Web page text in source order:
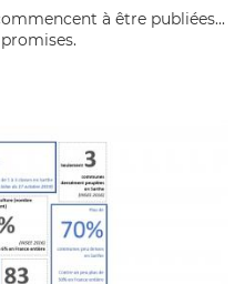
à être publiées...